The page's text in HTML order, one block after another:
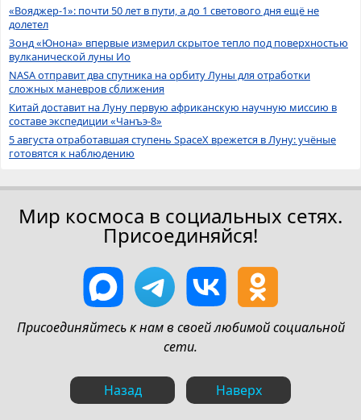
«Вояджер-1»: почти 50 лет в пути, а до 1 светового дня ещё не
долетел
Зонд «Юнона» впервые измерил скрытое тепло под поверхностью
вулканической луны Ио
NASA отправит два спутника на орбиту Луны для отработки
сложных маневров сближения
Китай доставит на Луну первую африканскую научную миссию в
составе экспедиции «Чанъэ-8»
5 августа отработавшая ступень SpaceX врежется в Луну: учёные
готовятся к наблюдению
Мир космоса в социальных сетях.
Присоединяйся!
Присоединяйтесь к нам в своей любимой социальной
сети.
Назад Наверх